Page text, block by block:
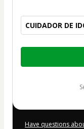
CUIDADOR DE
Total
$42.00
Have questions